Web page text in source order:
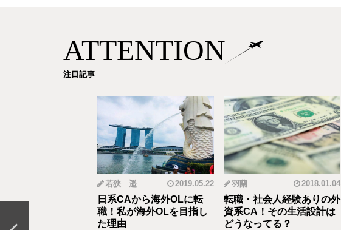
ATTENTION
注目記事
ら野菜ソムリエ
の転職＆セカン
若狭 遥 2019.05.22
日系CAから海外OLに転
職！私が海外OLを目指し
た理由
羽蘭 2018.01.04
転職・社会人経験ありの外
資系CA！その生活設計は
どうなってる？